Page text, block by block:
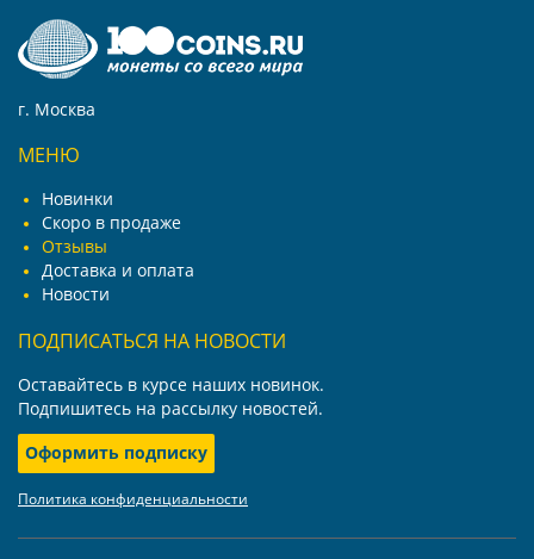
г. Москва
МЕНЮ
Новинки
Скоро в продаже
Отзывы
Доставка и оплата
Новости
ПОДПИСАТЬСЯ НА НОВОСТИ
Оставайтесь в курсе наших новинок.
Подпишитесь на рассылку новостей.
Оформить подписку
Политика конфиденциальности